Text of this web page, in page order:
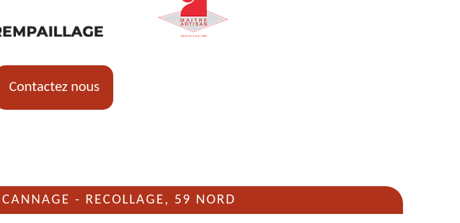
Contactez nous
- RECOLLAGE, 59 NORD